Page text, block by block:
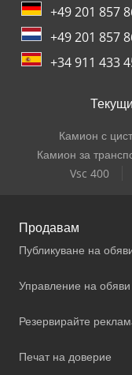
+49 201 857
+49 201 857
+34 911 433
Камион с
Камион за
Vsc 400
Продавам
Публикуване на
Управление на обяви
Резервирайте
Печат на доверие